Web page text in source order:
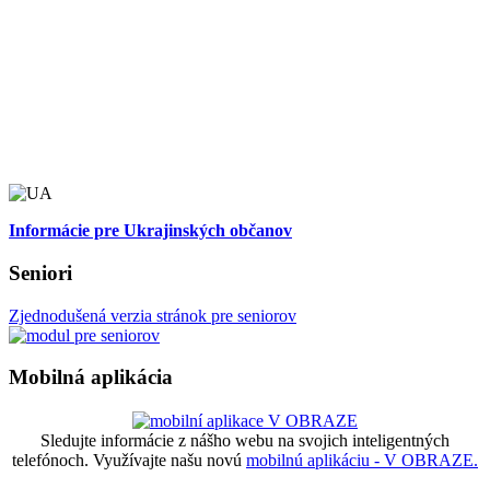
Informácie pre Ukrajinských občanov
Seniori
Zjednodušená verzia stránok pre seniorov
Mobilná aplikácia
Sledujte informácie z nášho webu na svojich inteligentných
telefónoch. Využívajte našu novú mobilnú aplikáciu - V OBRAZE.